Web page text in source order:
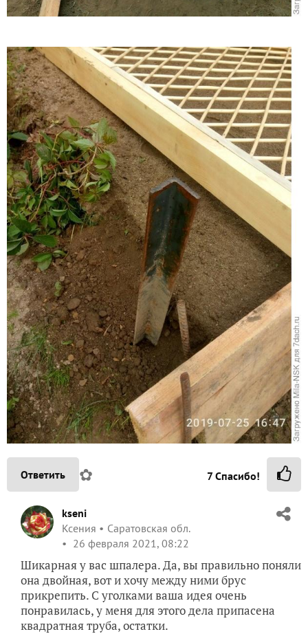
Ответить ✿ 7Спасибо!
kseni
Ксения
Саратовская обл.
26 февраля 2021, 08:22
Шикарная у вас шпалера. Да, вы правильно поняли
она двойная, вот и хочу между ними брус
прикрепить. С уголками ваша идея очень
понравилась, у меня для этого дела припасена
квадратная труба, остатки.